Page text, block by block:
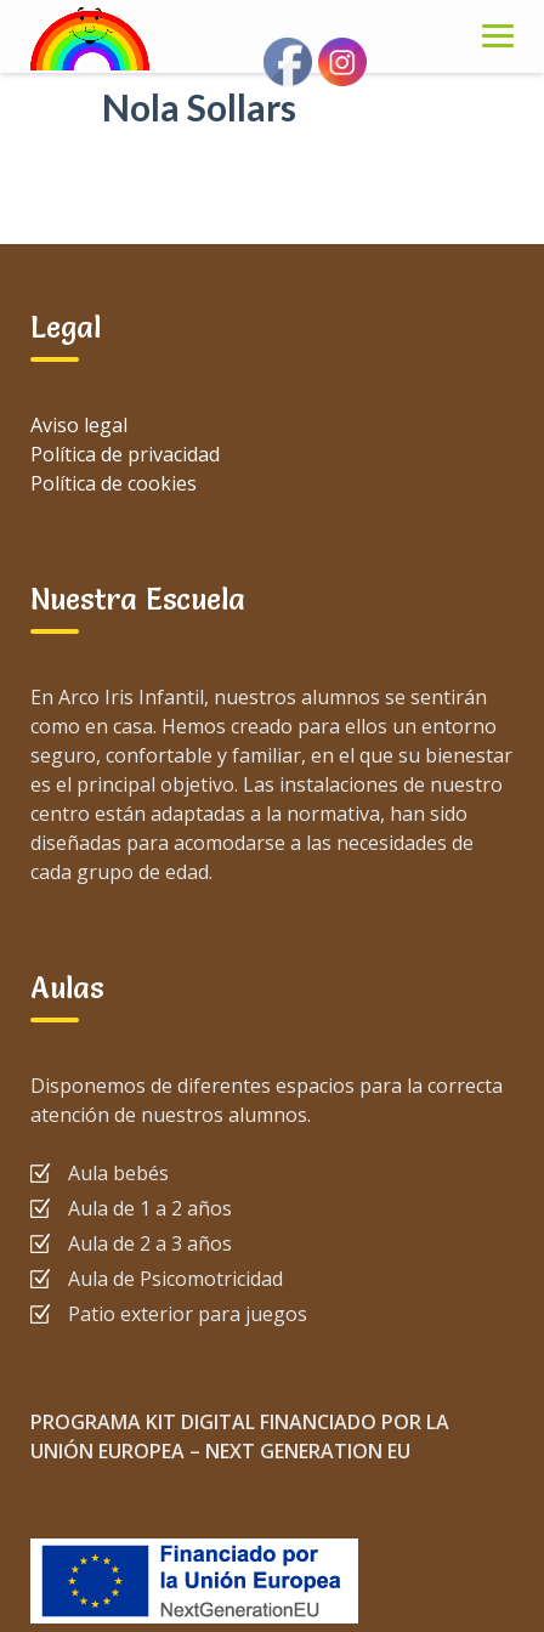
content
Nola Sollars
Legal
Aviso legal
Política de privacidad
Política de cookies
Nuestra Escuela
En Arco Iris Infantil, nuestros alumnos se sentirán
como en casa. Hemos creado para ellos un entorno
seguro, confortable y familiar, en el que su bienestar
es el principal objetivo. Las instalaciones de nuestro
centro están adaptadas a la normativa, han sido
diseñadas para acomodarse a las necesidades de
cada grupo de edad.
Aulas
Disponemos de diferentes espacios para la correcta
atención de nuestros alumnos.
Aula bebés
Aula de 1 a 2 años
Aula de 2 a 3 años
Aula de Psicomotricidad
Patio exterior para juegos
PROGRAMA KIT DIGITAL FINANCIADO POR LA
UNIÓN EUROPEA – NEXT GENERATION EU